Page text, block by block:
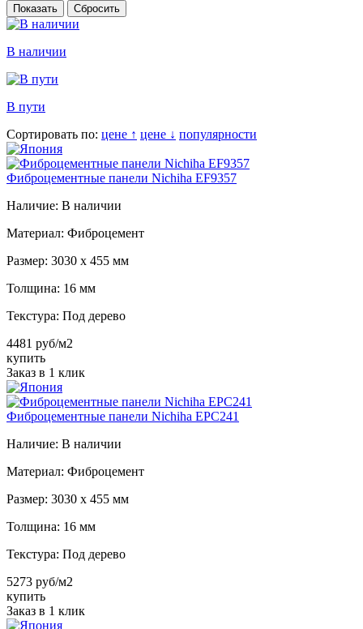
Сбросить
В наличии
В пути
Сортировать по: цене ↑ цене ↓ популярности
Фиброцементные панели Nichiha EF9357
Наличие: В наличии
Материал: Фиброцемент
Размер: 3030 х 455 мм
Толщина: 16 мм
Текстура: Под дерево
4481 руб/м2
купить
Заказ в 1 клик
Фиброцементные панели Nichiha EPC241
Наличие: В наличии
Материал: Фиброцемент
Размер: 3030 х 455 мм
Толщина: 16 мм
Текстура: Под дерево
5273 руб/м2
купить
Заказ в 1 клик